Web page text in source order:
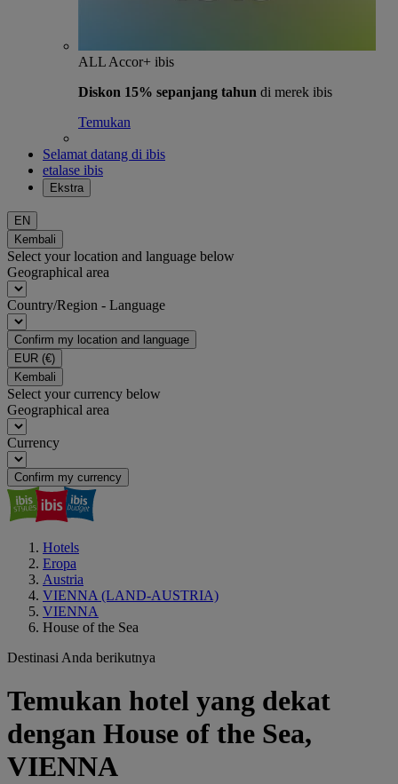
ALL Accor+ ibis
Diskon 15% sepanjang tahun di merek ibis
Temukan
Selamat datang di ibis
etalase ibis
Ekstra
EN
Kembali
Select your location and language below
Geographical area
Country/Region - Language
Confirm my location and language
EUR (€)
Kembali
Select your currency below
Geographical area
Currency
Confirm my currency
Hotels
Eropa
Austria
VIENNA (LAND-AUSTRIA)
VIENNA
House of the Sea
Destinasi Anda berikutnya
Temukan hotel yang dekat
dengan House of the Sea,
VIENNA